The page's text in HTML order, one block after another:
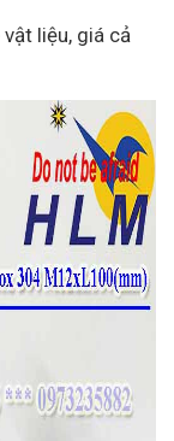
liệu, giá cả